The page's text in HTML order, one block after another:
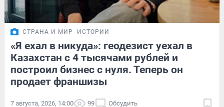
СТРАНА И МИР ИСТОРИИ
«Я ехал в никуда»: геодезист уехал в
Казахстан с 4 тысячами рублей и
построил бизнес с нуля. Теперь он
продает франшизы
7 августа, 2026, 14:00 99 Обсудить